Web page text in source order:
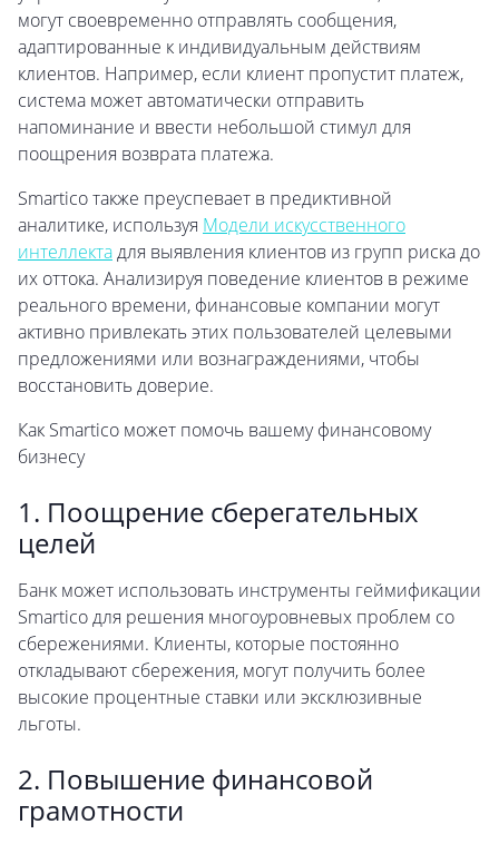
могут своевременно отправлять сообщения,
адаптированные к индивидуальным действиям
клиентов. Например, если клиент пропустит платеж,
система может автоматически отправить
напоминание и ввести небольшой стимул для
поощрения возврата платежа.
Smartico также преуспевает в предиктивной
аналитике, используя Модели искусственного
интеллектадля выявления клиентов из групп риска до
их оттока. Анализируя поведение клиентов в режиме
реального времени, финансовые компании могут
активно привлекать этих пользователей целевыми
предложениями или вознаграждениями, чтобы
восстановить доверие.
Как Smartico может помочь вашему финансовому
бизнесу
1. Поощрение сберегательных
целей
Банк может использовать инструменты геймификации
Smartico для решения многоуровневых проблем со
сбережениями. Клиенты, которые постоянно
откладывают сбережения, могут получить более
высокие процентные ставки или эксклюзивные
льготы.
2. Повышение финансовой
грамотности